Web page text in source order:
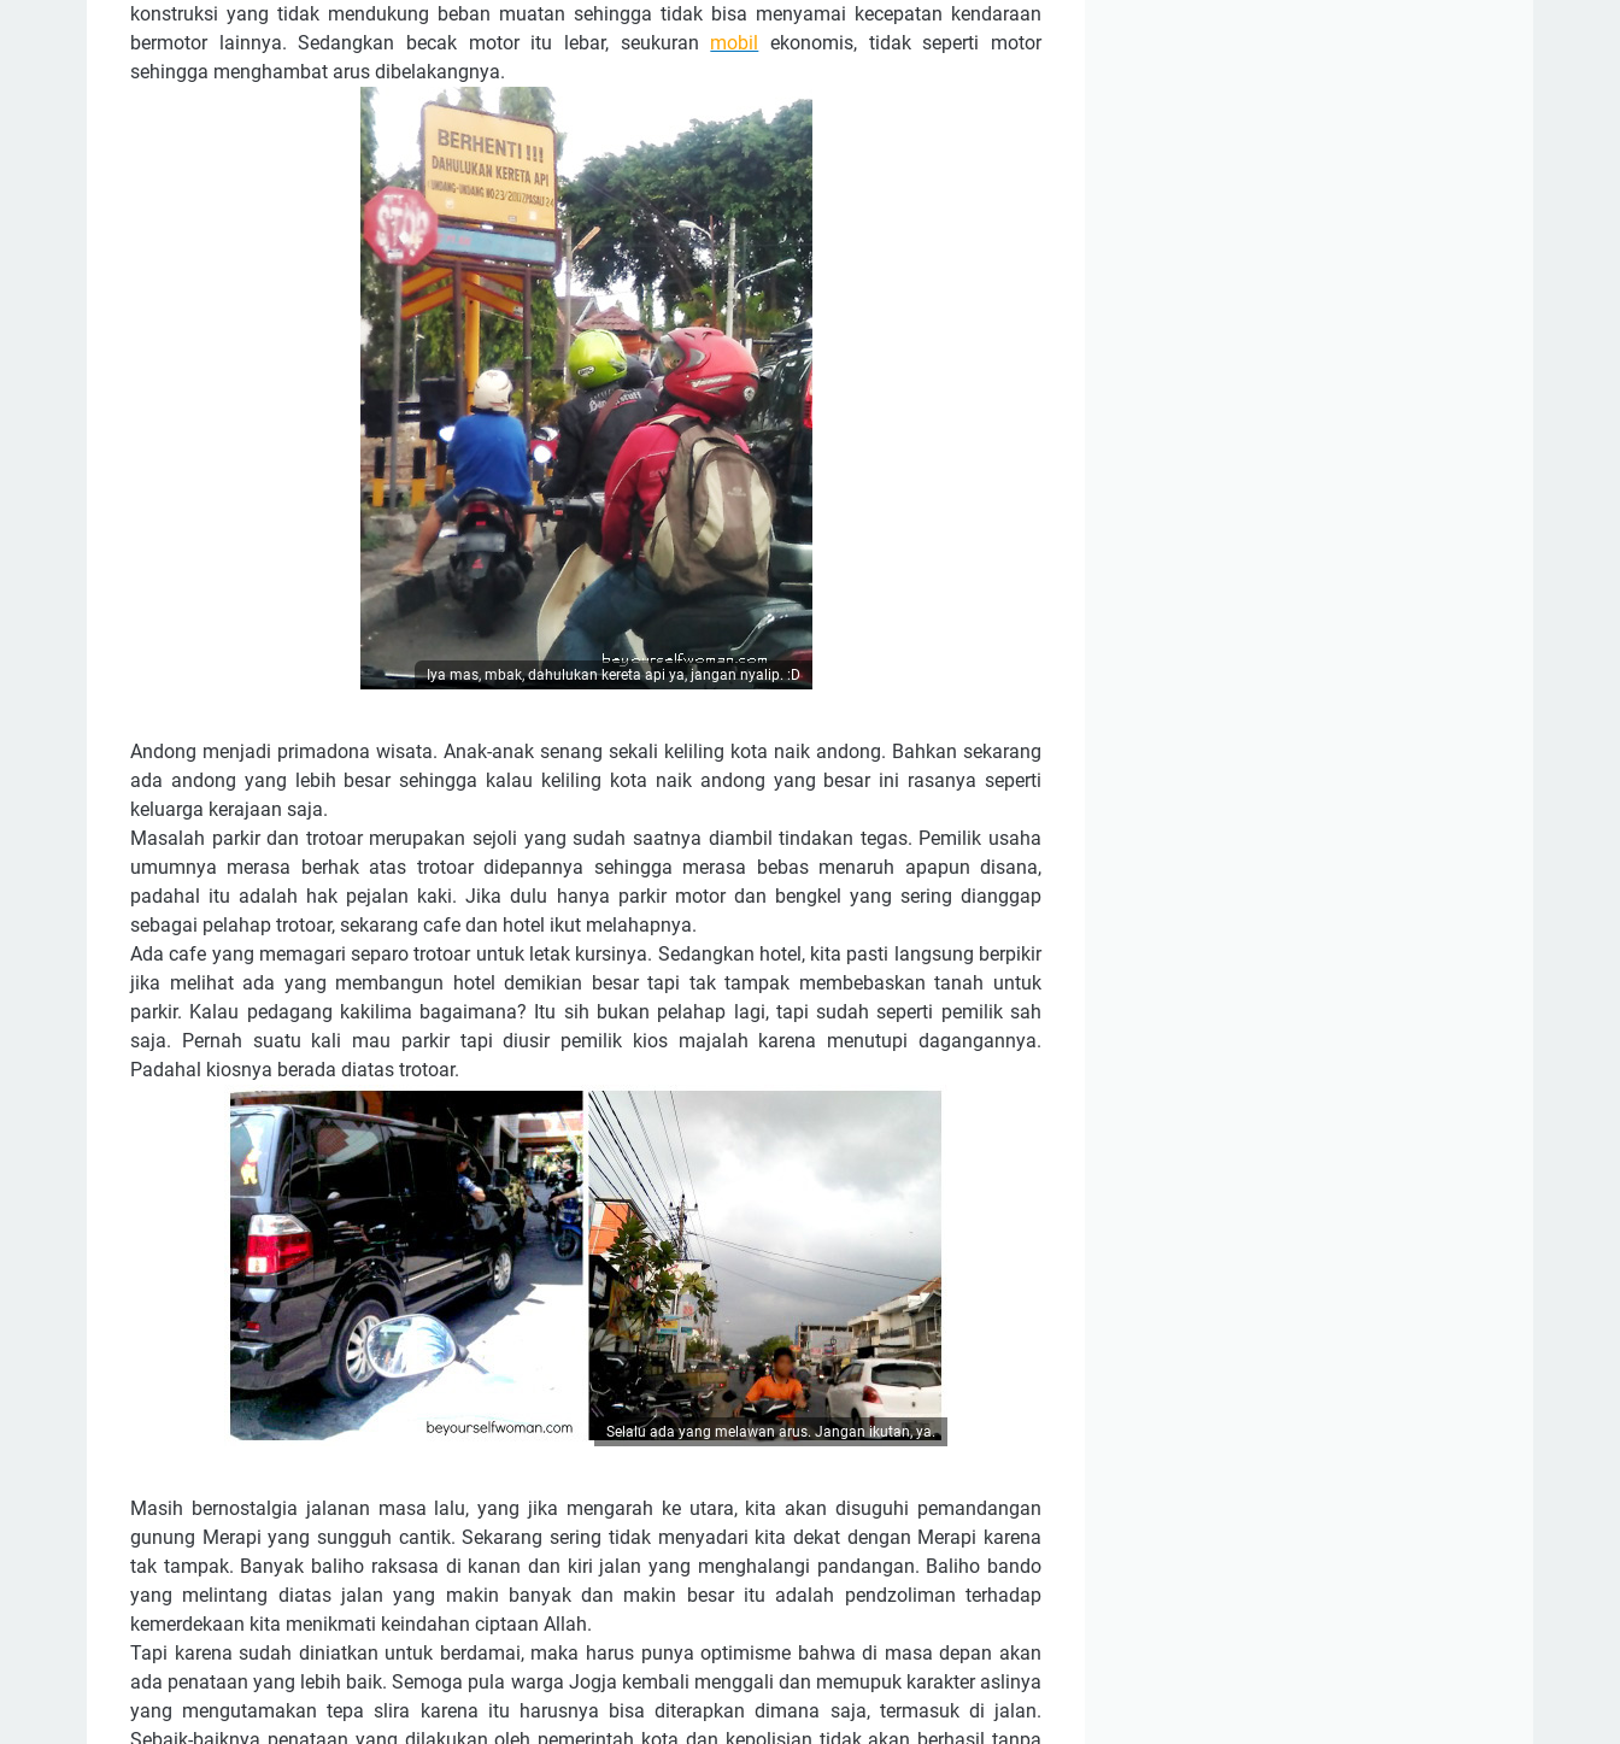
konstruksi yang tidak mendukung beban muatan sehingga tidak bisa menyamai kecepatan kendaraan
bermotor lainnya. Sedangkan becak motor itu lebar, seukuran mobil
ekonomis, tidak seperti motor
sehingga menghambat arus dibelakangnya.
Iya mas, mbak, dahulukan kereta api ya, jangan nyalip. :D
Andong menjadi primadona wisata. Anak-anak senang sekali keliling kota naik andong. Bahkan sekarang
ada andong yang lebih besar sehingga kalau keliling kota naik andong yang besar ini rasanya seperti
keluarga kerajaan saja.
Masalah parkir dan trotoar merupakan sejoli yang sudah saatnya diambil tindakan tegas. Pemilik usaha
umumnya merasa berhak atas trotoar didepannya sehingga merasa bebas menaruh apapun disana,
padahal itu adalah hak pejalan kaki. Jika dulu hanya parkir motor dan bengkel yang sering dianggap
sebagai pelahap trotoar, sekarang cafe dan hotel ikut melahapnya.
Ada cafe yang memagari separo trotoar untuk letak kursinya. Sedangkan hotel, kita pasti langsung berpikir
jika melihat ada yang membangun hotel demikian besar tapi tak tampak membebaskan tanah untuk
parkir. Kalau pedagang kakilima bagaimana? Itu sih bukan pelahap lagi, tapi sudah seperti pemilik sah
saja. Pernah suatu kali mau parkir tapi diusir pemilik kios majalah karena menutupi dagangannya.
Padahal kiosnya berada diatas trotoar.
Selalu ada yang melawan arus. Jangan ikutan, ya.
Masih bernostalgia jalanan masa lalu, yang jika mengarah ke utara, kita akan disuguhi pemandangan
gunung Merapi yang sungguh cantik. Sekarang sering tidak menyadari kita dekat dengan Merapi karena
tak tampak. Banyak baliho raksasa di kanan dan kiri jalan yang menghalangi pandangan. Baliho bando
yang melintang diatas jalan yang makin banyak dan makin besar itu adalah pendzoliman terhadap
kemerdekaan kita menikmati keindahan ciptaan Allah.
Tapi karena sudah diniatkan untuk berdamai, maka harus punya optimisme bahwa di masa depan akan
ada penataan yang lebih baik. Semoga pula warga Jogja kembali menggali dan memupuk karakter aslinya
yang mengutamakan tepa slira karena itu harusnya bisa diterapkan dimana saja, termasuk di jalan.